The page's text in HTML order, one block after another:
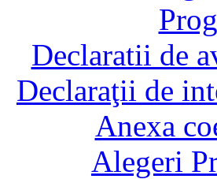
Declaratii de
Declaraţii de
Anexa
Alegeri